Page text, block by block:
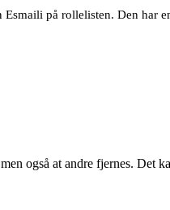
på rollelisten. Den har
også at andre fjernes. Det